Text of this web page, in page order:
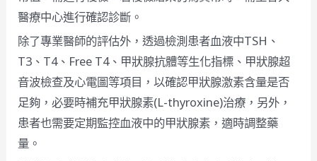
醫療中心進行確認診斷。
除了專業醫師的評估外，透過檢測患者血液中TSH、
T3、T4、Free T4、甲狀腺抗體等生化指標、甲狀腺超
音波檢查及心電圖等項目，以確認甲狀腺激素含量是否
足夠，必要時補充甲狀腺素(L-thyroxine)治療，另外，
患者也需要定期監控血液中的甲狀腺素，適時調整藥
量。